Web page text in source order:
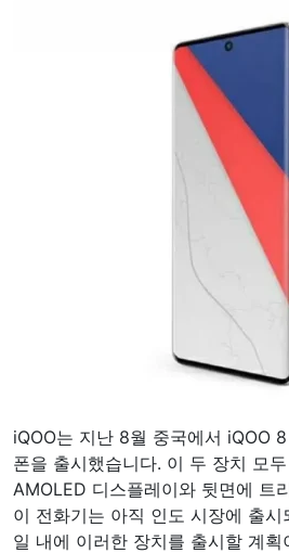
iQOO는 지난 8월 중국에서 iQOO
폰을 출시했습니다. 이 두 장치 모
AMOLED 디스플레이와 뒷면에 트
이 전화기는 아직 인도 시장에 출
일 내에 이러한 장치를 출시할 계